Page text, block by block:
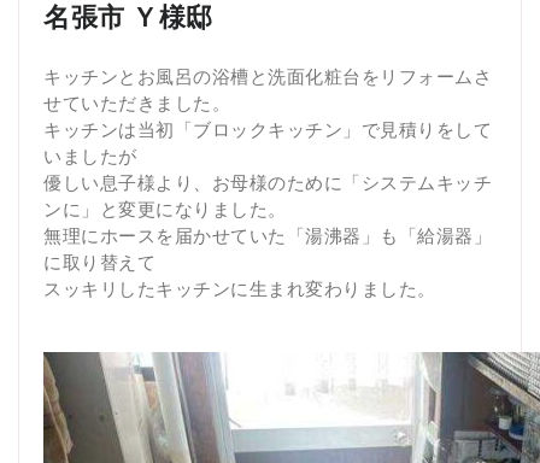
名張市 Ｙ様邸
キッチンとお風呂の浴槽と洗面化粧台をリフォームさ
せていただきました。
キッチンは当初「ブロックキッチン」で見積りをして
いましたが
優しい息子様より、お母様のために「システムキッチ
ンに」と変更になりました。
無理にホースを届かせていた「湯沸器」も「給湯器」
に取り替えて
スッキリしたキッチンに生まれ変わりました。